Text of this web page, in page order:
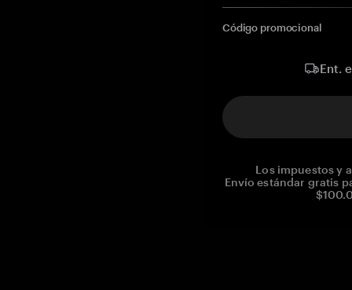
Código promocional
Ent.
Los impuestos y
Envío estándar gratis